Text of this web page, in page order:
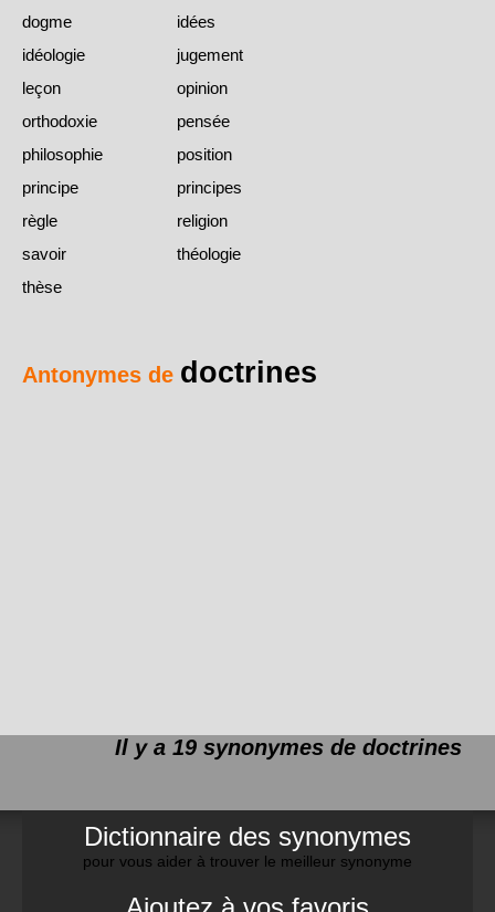
dogme
idées
idéologie
jugement
leçon
opinion
orthodoxie
pensée
philosophie
position
principe
principes
règle
religion
savoir
théologie
thèse
Antonymes de doctrines
Il y a 19 synonymes de doctrines
Dictionnaire des synonymes
pour vous aider à trouver le meilleur synonyme